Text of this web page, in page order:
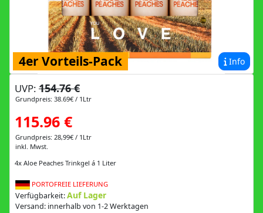
Info
4er Vorteils-Pack
UVP: 154.76 €
Grundpreis: 38.69€ / 1Ltr
115.96 €
Grundpreis: 28,99€ / 1Ltr
inkl. Mwst.
4x Aloe Peaches Trinkgel á 1 Liter
PORTOFREIE LIEFERUNG
Verfügbarkeit:Auf Lager
Versand: innerhalb von 1-2 Werktagen